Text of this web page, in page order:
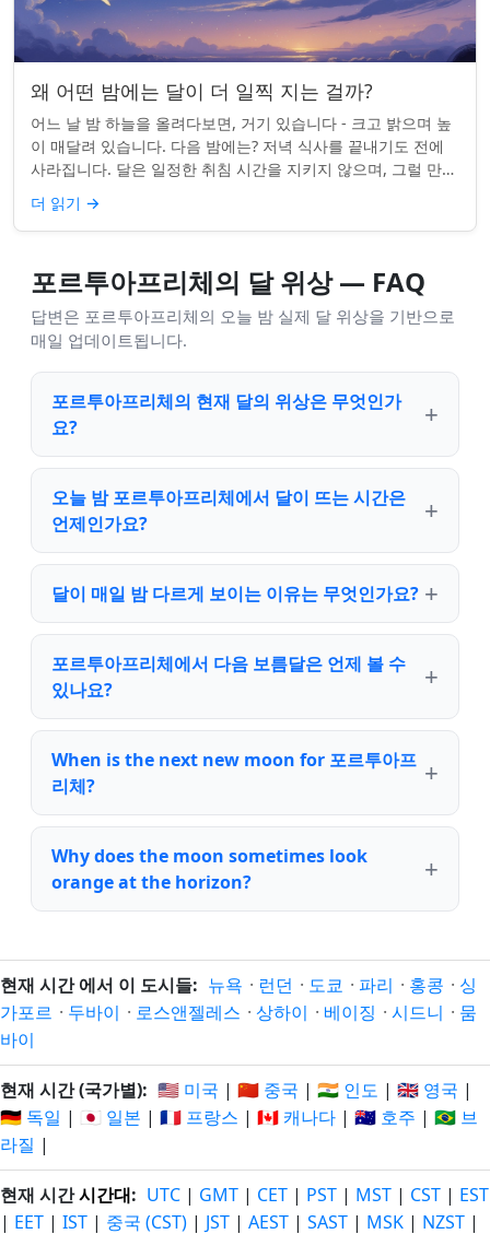
왜 어떤 밤에는 달이 더 일찍 지는 걸까?
어느 날 밤 하늘을 올려다보면, 거기 있습니다 - 크고 밝으며 높
이 매달려 있습니다. 다음 밤에는? 저녁 식사를 끝내기도 전에
사라집니다. 달은 일정한 취침 시간을 지키지 않으며, 그럴 만한
좋은 이유가 있습니다. ...
더 읽기 →
포르투아프리체의 달 위상 — FAQ
답변은 포르투아프리체의 오늘 밤 실제 달 위상을 기반으로
매일 업데이트됩니다.
포르투아프리체의 현재 달의 위상은 무엇인가
요?
오늘 밤 포르투아프리체에서 달이 뜨는 시간은
언제인가요?
달이 매일 밤 다르게 보이는 이유는 무엇인가요?
포르투아프리체에서 다음 보름달은 언제 볼 수
있나요?
When is the next new moon for 포르투아프
리체?
Why does the moon sometimes look
orange at the horizon?
현재 시간 에서 이 도시들: 뉴욕 · 런던 · 도쿄 · 파리 · 홍콩 · 싱
가포르 · 두바이 · 로스앤젤레스 · 상하이 · 베이징 · 시드니 · 뭄
바이
현재 시간 (국가별): 🇺🇸 미국 | 🇨🇳 중국 | 🇮🇳 인도 | 🇬🇧 영국 |
🇩🇪 독일 | 🇯🇵 일본 | 🇫🇷 프랑스 | 🇨🇦 캐나다 | 🇦🇺 호주 | 🇧🇷 브
라질 |
현재 시간시간대: UTC | GMT | CET | PST | MST | CST | EST
| EET | IST | 중국 (CST) | JST | AEST | SAST | MSK | NZST |